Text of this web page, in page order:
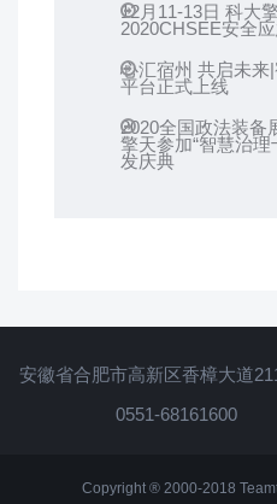
12月11-13日 科大
2020CHSEE安全
心汇宿州 共启未来
平台正式上线
2020全国政法装备
擎天参加“智慧治
发庆典
安徽省合肥市高新区香樟大道
0551-68161600
Copyright ® 2000-2018